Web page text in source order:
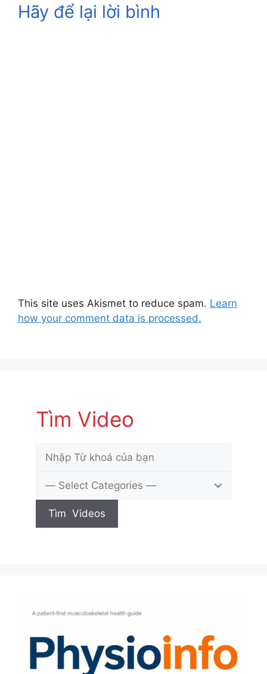
Hãy để lại lời bình
This site uses Akismet to reduce spam. Learn
how your comment data is processed.
Tìm Video